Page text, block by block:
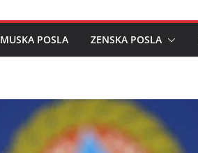
MUSKA POSLA ZENSKA POSLA